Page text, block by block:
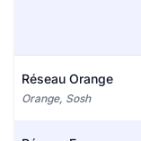
Réseau Orange
Orange, Sosh